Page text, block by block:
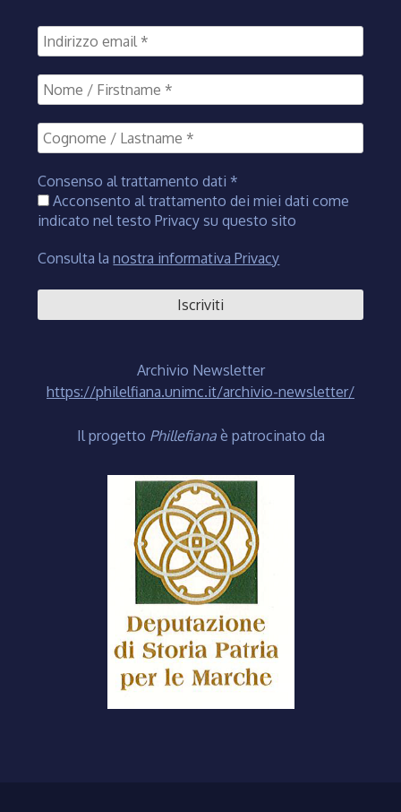
Consenso al trattamento dati *
Acconsento al trattamento dei miei dati come
indicato nel testo Privacy su questo sito
Consulta lanostra informativa Privacy
Archivio Newsletter
https://philelfiana.unimc.it/archivio-newsletter/
Il progetto Phillefiana è patrocinato da